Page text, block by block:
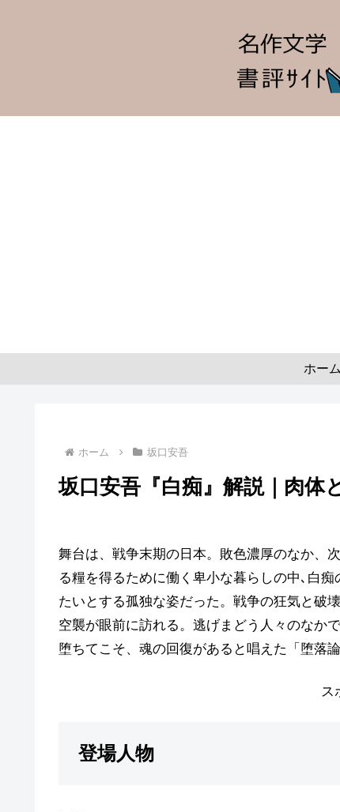
ホーム
ホーム 坂口安吾
坂口安吾『白痴』解説｜肉体
舞台は、戦争末期の日本。敗色濃厚のなか、
る糧を得るために働く卑小な暮らしの中､白
たいとする孤独な姿だった。戦争の狂気と破
空襲が眼前に訪れる。逃げまどう人々のなか
堕ちてこそ、魂の回復があると唱えた「堕落論
ス
登場人物